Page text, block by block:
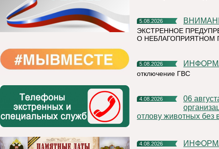
5.08.2026
ЭКСТРЕННОЕ
О НЕБЛАГОПРИЯТНОМ
5.08.2026
отключение ГВС
4.08.2026
06 августа 2026 года на территории Княжпогостского района,
отлову животных без
4.08.2026